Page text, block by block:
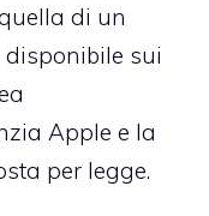
di un
sui
Apple e la
per legge.